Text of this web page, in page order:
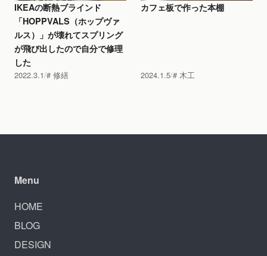
IKEAの断熱ブラインド
「HOPPVALS（ホップヴァ
ルス）」が壊れてスプリング
が飛び出したので自分で修理
した
2022.3.1 修繕
カフェ板で作った本棚
2024.1.5 木工
Menu
HOME
BLOG
DESIGN